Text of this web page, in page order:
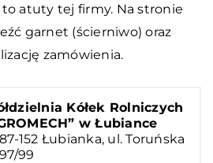
atuty tej firmy. Na stronie
garnet (ścierniwo) oraz
zamówienia.
Kółek Rolniczych
w Łubiance
87-152 Łubianka, ul. Toruńska
97/99